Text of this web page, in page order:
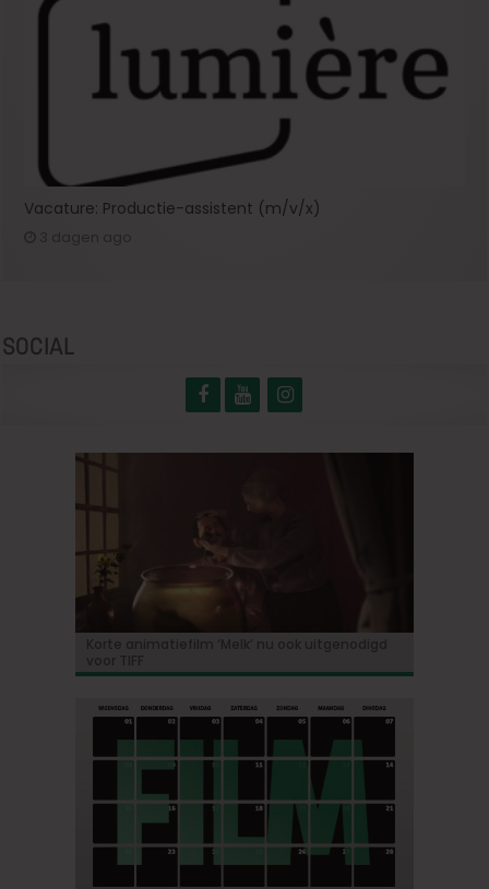
Vacature: Productie-assistent (m/v/x)
SOCIAL
Korte animatiefilm ‘Melk’ nu ook uitgenodigd
voor TIFF
«Ebenezer»: Johnny Depp maakt zijn grote
comeback in een duistere herinterpretatie van
de Dickens-klassieker!
Bioscoopjournaal: ‘Frontera’
Vacature: Productie-assistent (m/v/x)
‘Some like it hot in Belgium’ met Tijmen
Govaerts